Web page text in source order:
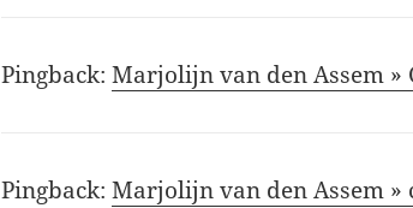
Pingback:Marjolijn van den Assem »
Pingback:Marjolijn van den Assem